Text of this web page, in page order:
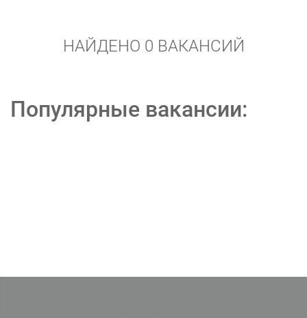
НАЙДЕНО 0 ВАКАНСИЙ
Популярные вакансии: